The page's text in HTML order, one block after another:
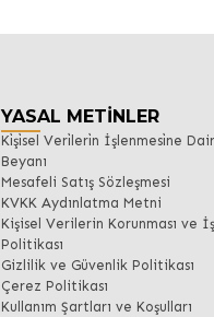
YASAL METINLER
Ki̇şi̇sel Veri̇leri̇n İşlenmesi̇ne Dair
Beyanı
Mesafeli Satış Sözleşmesi
KVKK Aydınlatma Metni
Kişisel Verilerin Korunması ve
Politikası
Gizlilik ve Güvenlik Politikası
Çerez Politikası
Kullanım Şartları ve Koşulları